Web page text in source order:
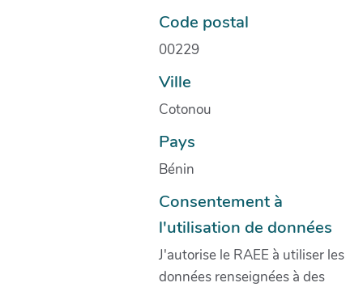
Code postal
00229
Ville
Cotonou
Pays
Bénin
Consentement à
l'utilisation de données
J'autorise le RAEE à utiliser les
données renseignées à des